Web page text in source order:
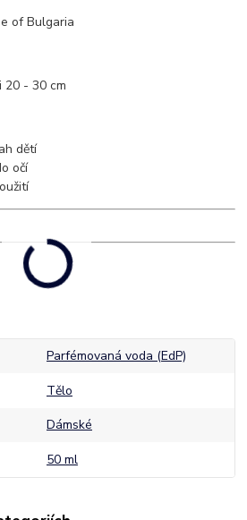
of Bulgaria
20 - 30 cm
dětí
očí
Parfémovaná voda (EdP)
Tělo
Dámské
50 ml